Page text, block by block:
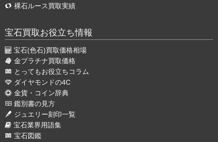
裸石ルース買取実績
宝石買取お役立ち情報
宝石(色石)買取価格相場
金プラチナ買取価格
とってもお役立ちコラム
ダイヤモンドの4C
金貨・コイン辞典
鑑別書の見方
ジュエリー刻印一覧
宝石業界用語集
宝石図鑑